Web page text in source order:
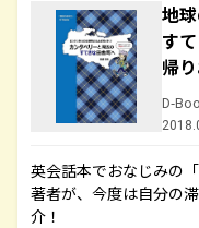
地
す
帰
D-
英会話本でおなじみの
著者が、今度は自分の
介！